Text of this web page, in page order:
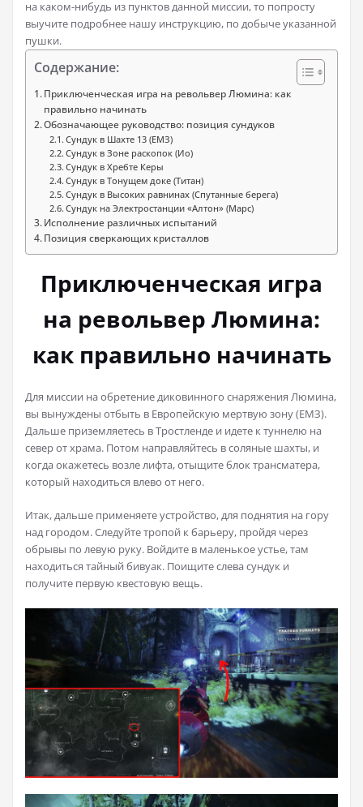
на каком-нибудь из пунктов данной миссии, то попросту
выучите подробнее нашу инструкцию, по добыче указанной
пушки.
Содержание:
Приключенческая игра на револьвер Люмина: как
правильно начинать
Обозначающее руководство: позиция сундуков
Сундук в Шахте 13 (ЕМЗ)
Сундук в Зоне раскопок (Ио)
Сундук в Хребте Керы
Сундук в Тонущем доке (Титан)
Сундук в Высоких равнинах (Спутанные берега)
Сундук на Электростанции «Алтон» (Марс)
Исполнение различных испытаний
Позиция сверкающих кристаллов
Приключенческая игра
на револьвер Люмина:
как правильно начинать
Для миссии на обретение диковинного снаряжения Люмина,
вы вынуждены отбыть в Европейскую мертвую зону (ЕМЗ).
Дальше приземляетесь в Тростленде и идете к туннелю на
север от храма. Потом направляйтесь в соляные шахты, и
когда окажетесь возле лифта, отыщите блок трансматера,
который находиться влево от него.
Итак, дальше применяете устройство, для поднятия на гору
над городом. Следуйте тропой к барьеру, пройдя через
обрывы по левую руку. Войдите в маленькое устье, там
находиться тайный бивуак. Поищите слева сундук и
получите первую квестовую вещь.